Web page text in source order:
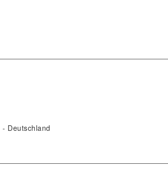
Deutschland